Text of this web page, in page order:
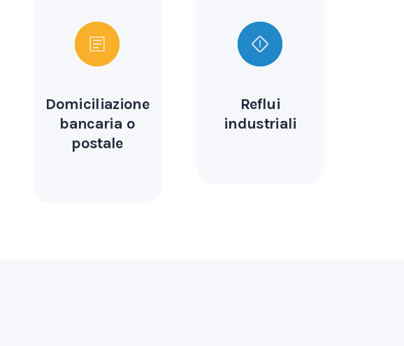
Domiciliazione
bancaria o
postale
Reflui
industriali